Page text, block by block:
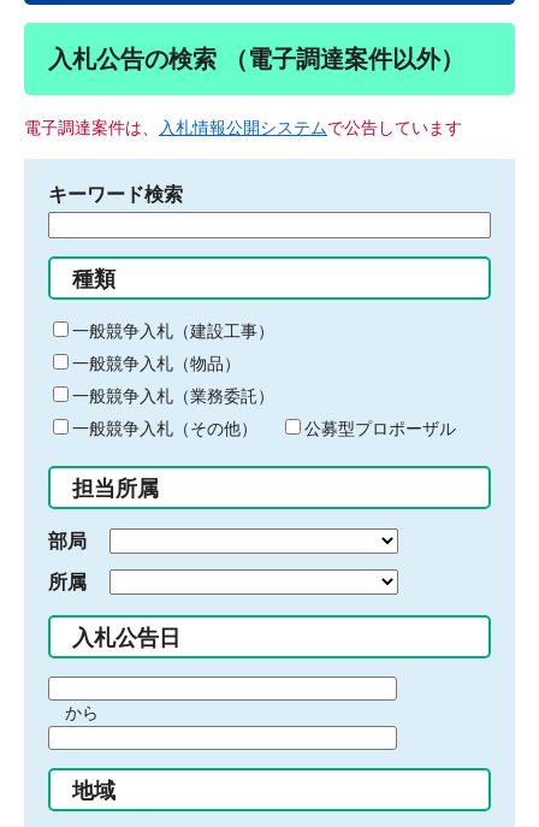
入札公告の検索 （電子調達案件以外）
電子調達案件は、 入札情報公開システムで公告しています
キーワード検索
る
キ
ー
ワ
ー
ド
入
力
種類
一般競争入札（建設工事）
一般競争入札（物品）
一般競争入札（業務委託）
一般競争入札（その他）
公募型プロポーザル
担当所属
部局
所属
入札公告日
間
始
り
から
間
終
地域